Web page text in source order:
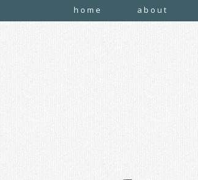
home about